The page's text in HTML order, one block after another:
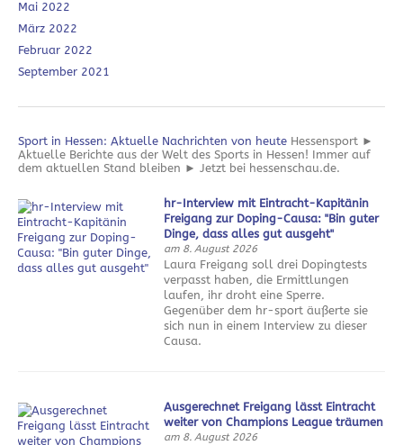
Mai 2022
März 2022
Februar 2022
September 2021
Sport in Hessen: Aktuelle Nachrichten von heute Hessensport ►
Aktuelle Berichte aus der Welt des Sports in Hessen! Immer auf
dem aktuellen Stand bleiben ► Jetzt bei hessenschau.de.
hr-Interview mit Eintracht-Kapitänin
Freigang zur Doping-Causa: "Bin guter
Dinge, dass alles gut ausgeht"
am 8. August 2026
Laura Freigang soll drei Dopingtests
verpasst haben, die Ermittlungen
laufen, ihr droht eine Sperre.
Gegenüber dem hr-sport äußerte sie
sich nun in einem Interview zu dieser
Causa.
Ausgerechnet Freigang lässt Eintracht
weiter von Champions League träumen
am 8. August 2026